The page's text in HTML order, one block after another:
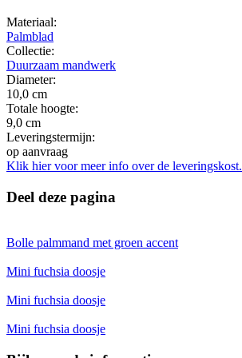
Materiaal:
Palmblad
Collectie:
Duurzaam mandwerk
Diameter:
10,0 cm
Totale hoogte:
9,0 cm
Leveringstermijn:
op aanvraag
Klik hier voor meer info over de leveringskost.
Deel deze pagina
Bolle palmmand met groen accent
Mini fuchsia doosje
Mini fuchsia doosje
Mini fuchsia doosje